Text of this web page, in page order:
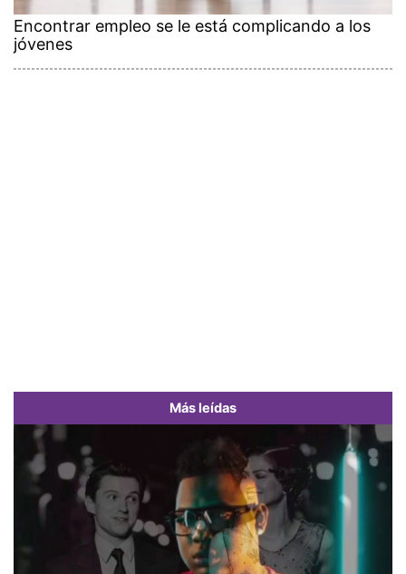
Encontrar empleo se le está complicando a los
jóvenes
Más leídas